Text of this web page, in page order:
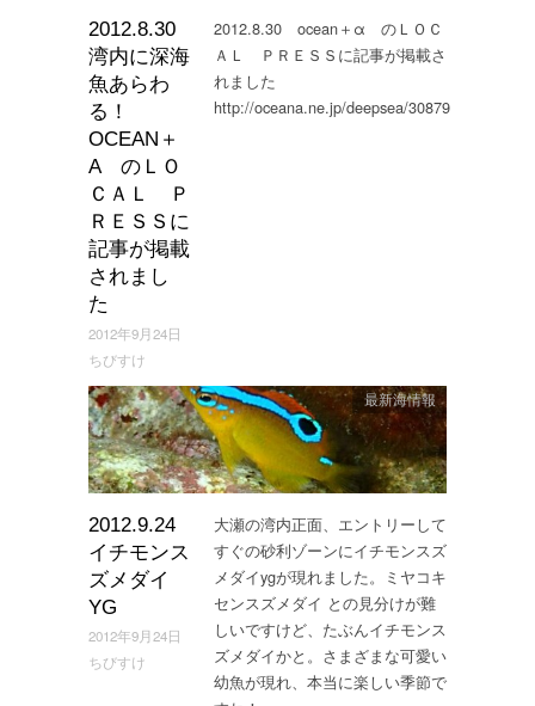
2012.8.30
湾内に深海
魚あらわ
る！
OCEAN＋
Α のＬＯ
ＣＡＬ Ｐ
ＲＥＳＳに
記事が掲載
されまし
た
2012年9月24日
ちびすけ
2012.8.30 ocean＋α のＬＯＣ
ＡＬ ＰＲＥＳＳに記事が掲載さ
れました
http://oceana.ne.jp/deepsea/30879
2012.9.24
イチモンス
ズメダイ
YG
2012年9月24日
ちびすけ
最新海情報
大瀬の湾内正面、エントリーして
すぐの砂利ゾーンにイチモンスズ
メダイygが現れました。ミヤコキ
センスズメダイ との見分けが難
しいですけど、たぶんイチモンス
ズメダイかと。さまざまな可愛い
幼魚が現れ、本当に楽しい季節で